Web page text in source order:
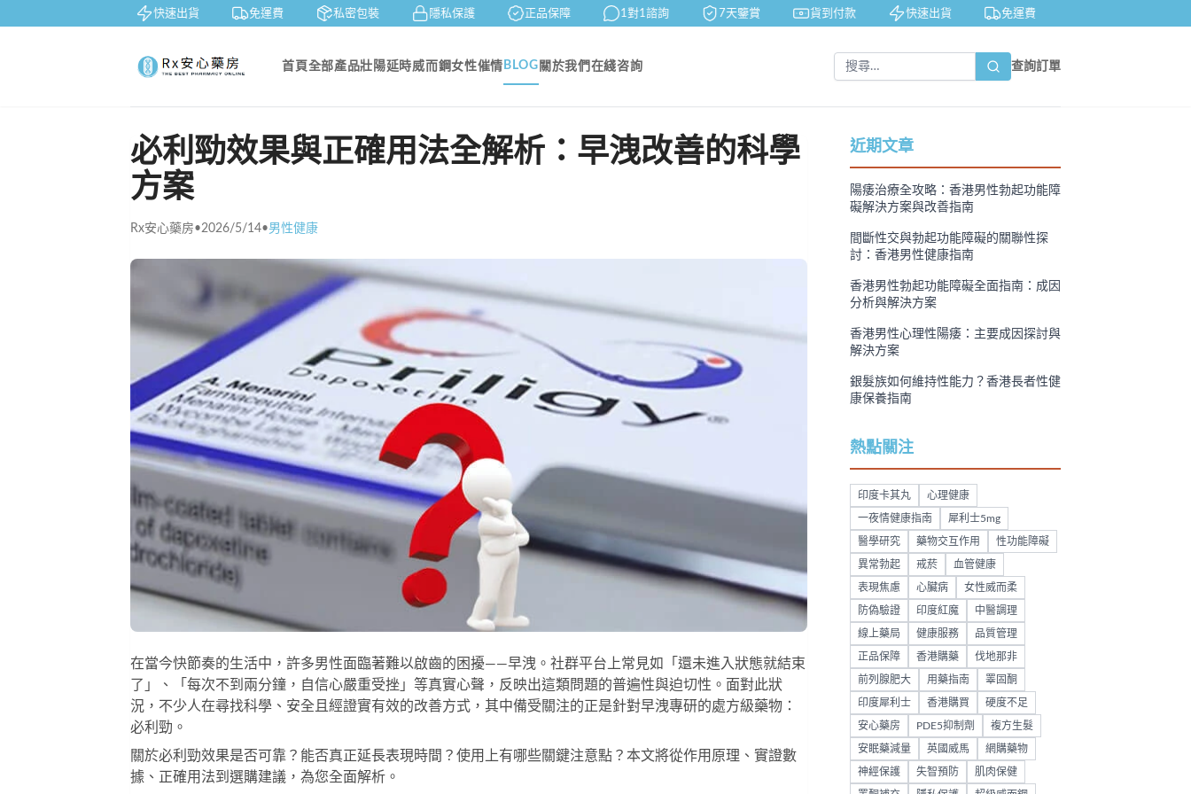
快速出貨 免運費 私密包裝 隱私保護 正品保障 1對1諮詢 7天鑒賞 貨到付款 快速出貨 免運費
首頁全部產品壯陽延時威而鋼女性催情 BLOG 關於我們 在綫咨詢 查詢訂單
必利勁效果與正確用法全解析：早洩改善的科學
方案
Rx安心藥房•2026/5/14•男性健康
在當今快節奏的生活中，許多男性面臨著難以啟齒的困擾——早洩。社群平台上常見如「還未進入狀態就結束
了」、「每次不到兩分鐘，自信心嚴重受挫」等真實心聲，反映出這類問題的普遍性與迫切性。面對此狀
況，不少人在尋找科學、安全且經證實有效的改善方式，其中備受關注的正是針對早洩專研的處方級藥物：
必利勁 。
關於必利勁效果是否可靠？能否真正延長表現時間？使用上有哪些關鍵注意點？本文將從作用原理、實證數
據、正確用法到選購建議，為您全面解析。
近期文章
陽痿治療全攻略：香港男性勃起功能障
礙解決方案與改善指南
間斷性交與勃起功能障礙的關聯性探
討：香港男性健康指南
香港男性勃起功能障礙全面指南：成因
分析與解決方案
香港男性心理性陽痿：主要成因探討與
解決方案
銀髮族如何維持性能力？香港長者性健
康保養指南
熱點關注
印度卡其丸 心理健康
一夜情健康指南 犀利士5mg
醫學研究 藥物交互作用 性功能障礙
異常勃起 戒菸 血管健康
表現焦慮 心臟病 女性威而柔
防偽驗證 印度紅魔 中醫調理
線上藥局 健康服務 品質管理
正品保障 香港購藥 伐地那非
前列腺肥大 用藥指南 睪固酮
印度犀利士 香港購買 硬度不足
安心藥房 PDE5抑制劑 複方生髮
安眠藥減量 英國威馬 網購藥物
神經保護 失智預防 肌肉保健